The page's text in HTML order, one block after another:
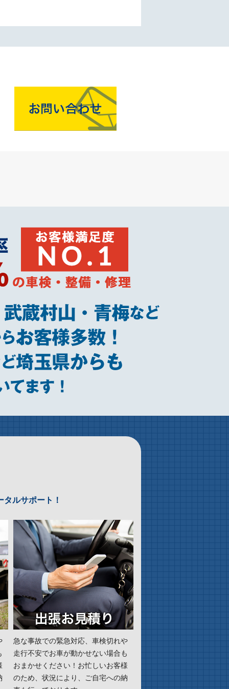
ルサポート！
急な事故での緊急対応、車検切れや
走行不安でお車が動かせない場合も
おまかせください！お忙しいお客様
のため、状況により、ご自宅への納